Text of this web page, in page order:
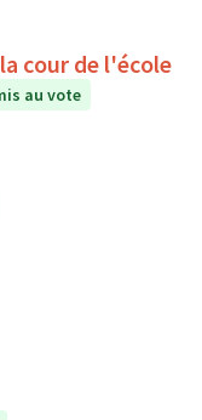
cour de l'école
au vote